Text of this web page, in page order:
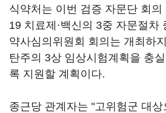
식약처는 이번 검증 자문단 회
19 치료제·백신의 3중 자문절차
약사심의위원회 회의는 개최하
탄주의 3상 임상시험계획을 충
록 지원할 계획이다.
종근당 관계자는 "고위험군 대상